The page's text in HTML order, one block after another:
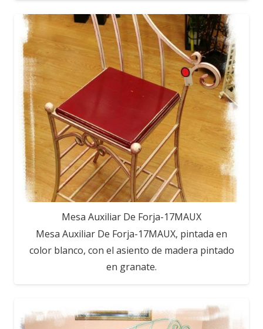
Mesa Auxiliar De Forja-17MAUX
Mesa Auxiliar De Forja-17MAUX, pintada en
color blanco, con el asiento de madera pintado
en granate.